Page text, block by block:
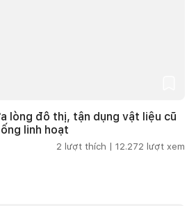
lòng đô thị, tận dụng vật liệu cũ
linh hoạt
2 lượt thích | 12.272 lượt xem